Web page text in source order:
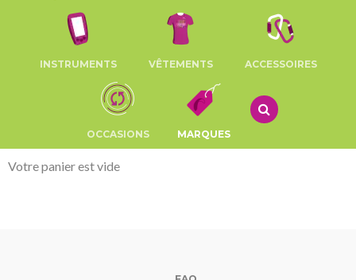
INSTRUMENTS VÊTEMENTS ACCESSOIRES
OCCASIONS MARQUES
Votre panier est vide